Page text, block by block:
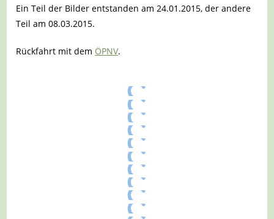
Ein Teil der Bilder entstanden am 24.01.2015, der andere
Teil am 08.03.2015.
Rückfahrt mit dem ÖPNV.